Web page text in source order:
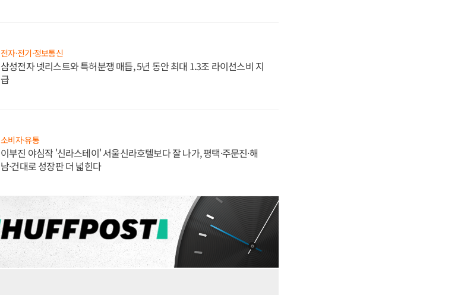
전자·전기·정보통신
삼성전자 넷리스트와 특허분쟁 매듭, 5년 동안 최대 1.3조 라이선스비 지
급
소비자·유통
이부진 야심작 '신라스테이' 서울신라호텔보다 잘 나가, 평택·주문진·해
남·건대로 성장판 더 넓힌다